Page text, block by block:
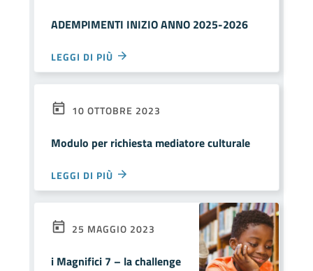
ADEMPIMENTI INIZIO ANNO 2025-2026
LEGGI DI PIÙ
10 OTTOBRE 2023
Modulo per richiesta mediatore culturale
LEGGI DI PIÙ
25 MAGGIO 2023
i Magnifici 7 – la challenge